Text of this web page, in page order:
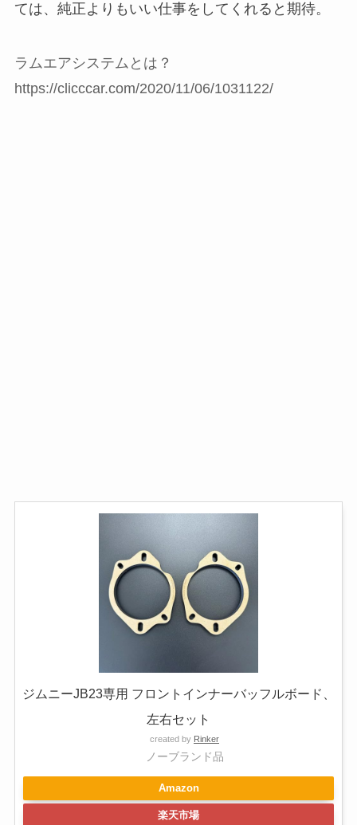
ては、純正よりもいい仕事をしてくれると期待。
ラムエアシステムとは？
https://clicccar.com/2020/11/06/1031122/
ジムニーJB23専用 フロントインナーバッフルボード、
左右セット
created by Rinker
ノーブランド品
Amazon
楽天市場